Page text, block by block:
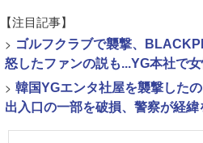
【注目記事】
> ゴルフクラブで襲撃、
怒したファンの説も...YG本社で
> 韓国YGエンタ社屋を襲撃した
出入口の一部を破損、警察が経緯